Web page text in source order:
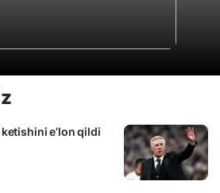
e’lon qildi